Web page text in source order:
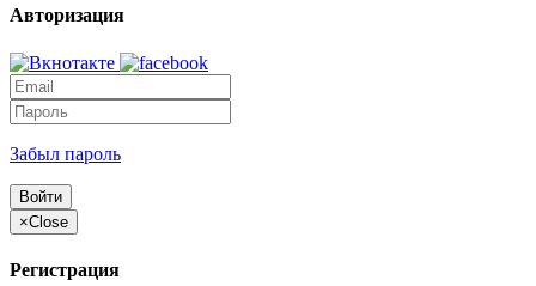
Авторизация
Забыл пароль
Войти
×Close
Регистрация